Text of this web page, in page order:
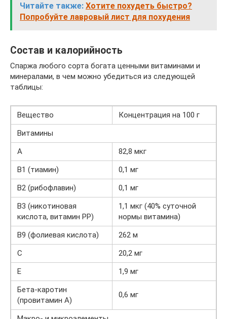
Читайте также: Хотите похудеть быстро?
Попробуйте лавровый лист для похудения
Состав и калорийность
Спаржа любого сорта богата ценными витаминами и
минералами, в чем можно убедиться из следующей
таблицы:
Вещество
Концентрация на 100 г
Витамины
A
82,8 мкг
В1 (тиамин)
0,1 мг
В2 (рибофлавин)
0,1 мг
B3 (никотиновая
кислота, витамин PP)
1,1 мкг (40% суточной
нормы витамина)
B9 (фолиевая кислота)
262 м
C
20,2 мг
E
1,9 мг
Бета-каротин
(провитамин A)
0,6 мг